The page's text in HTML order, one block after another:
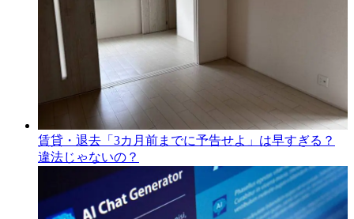
賃貸・退去「3カ月前までに予告せよ」は早すぎる？
違法じゃないの？